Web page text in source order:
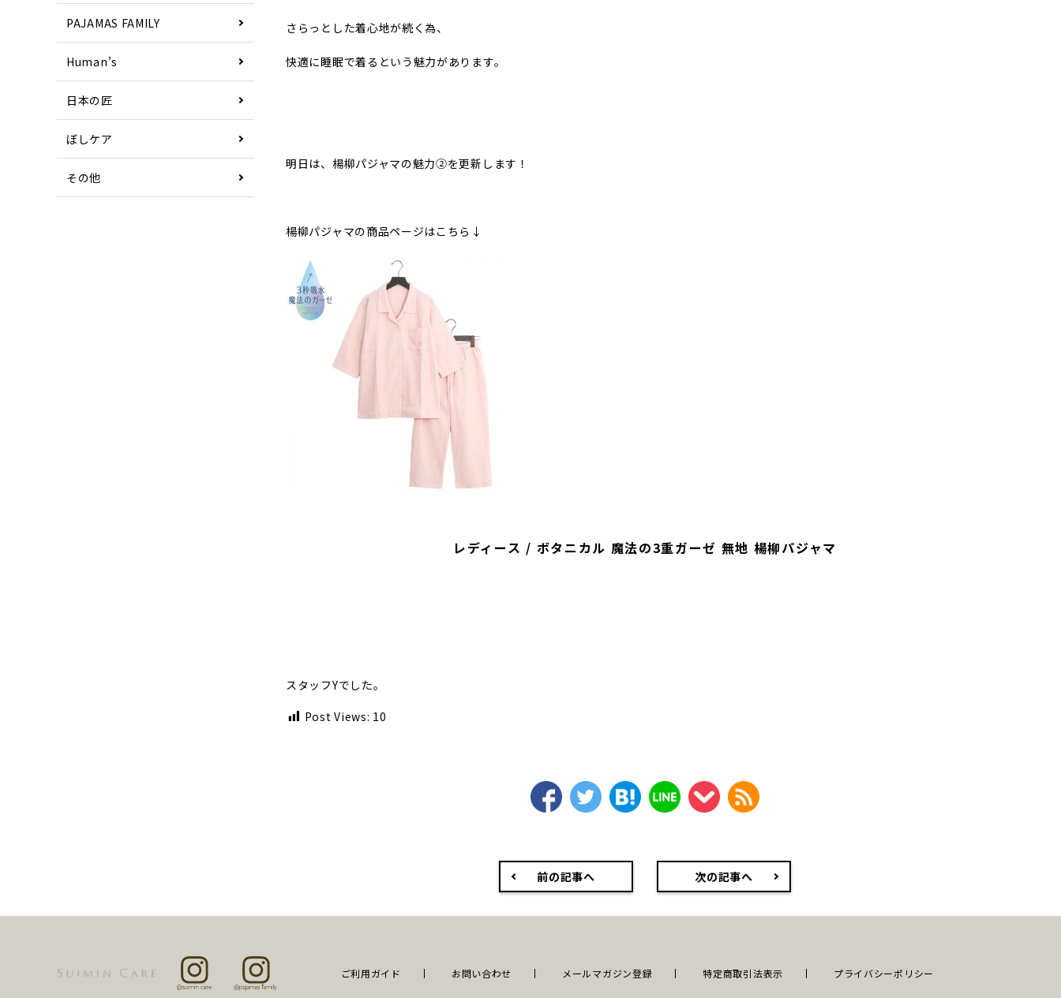
さらっとした着心地が続く為、
快適に睡眠で着るという魅力があります。
明日は、楊柳パジャマの魅力②を更新します！
楊柳パジャマの商品ページはこちら↓
レディース / ボタニカル 魔法の3重ガーゼ 無地 楊柳パジャマ
スタッフYでした。
Post Views: 10
前の記事へ 次の記事へ
PAJAMAS FAMILY
Human’s
日本の匠
ぼしケア
その他
ご利用ガイド お問い合わせ メールマガジン登録 特定商取引法表示 プライバシーポリシー